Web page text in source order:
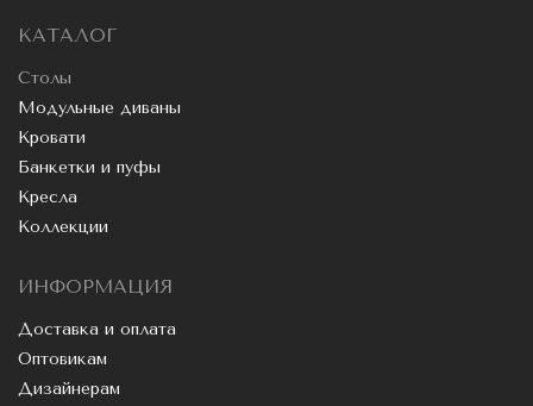
КАТАЛОГ
Столы
Модульные диваны
Кровати
Банкетки и пуфы
Кресла
Коллекции
ИНФОРМАЦИЯ
Доставка и оплата
Оптовикам
Дизайнерам